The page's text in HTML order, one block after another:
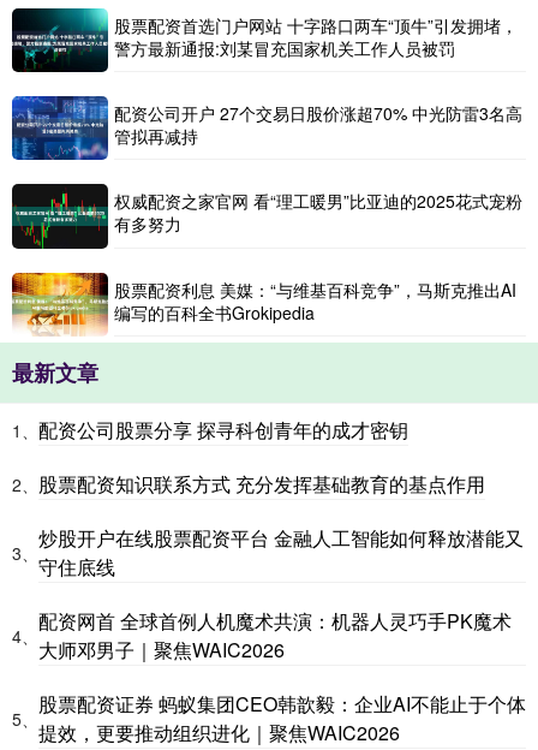
股票配资首选门户网站 十字路口两车“顶牛”引发拥堵，
警方最新通报:刘某冒充国家机关工作人员被罚
配资公司开户 27个交易日股价涨超70% 中光防雷3名高
管拟再减持
权威配资之家官网 看“理工暖男”比亚迪的2025花式宠粉
有多努力
股票配资利息 美媒：“与维基百科竞争”，马斯克推出AI
编写的百科全书Grokipedia
最新文章
1、 配资公司股票分享 探寻科创青年的成才密钥
2、 股票配资知识联系方式 充分发挥基础教育的基点作用
3、
炒股开户在线股票配资平台 金融人工智能如何释放潜能又
守住底线
4、
配资网首 全球首例人机魔术共演：机器人灵巧手PK魔术
大师邓男子｜聚焦WAIC2026
5、
股票配资证券 蚂蚁集团CEO韩歆毅：企业AI不能止于个体
提效，更要推动组织进化｜聚焦WAIC2026